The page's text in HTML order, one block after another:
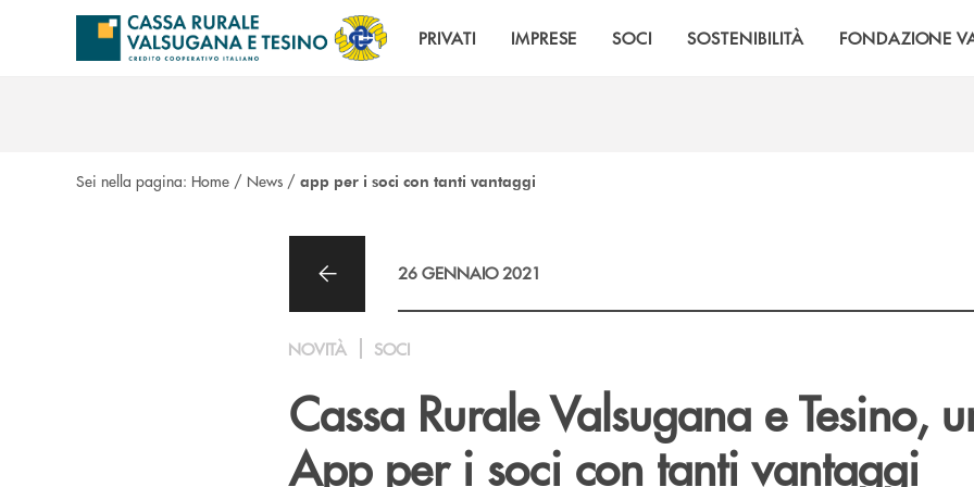
Salta al contenuto principale
PRIVATI IMPRESE SOCI SOSTENIBILITÀ FONDAZIONE
Sei nella pagina: Home / News / app per i soci con tanti vantaggi
26 GENNAIO 2021
NOVITÀ SOCI
Cassa Rurale Valsugana e Tesino,
App per i soci con tanti vantaggi